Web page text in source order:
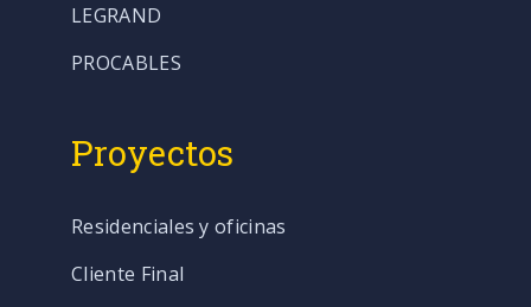
LEGRAND
PROCABLES
Proyectos
Residenciales y oficinas
Cliente Final